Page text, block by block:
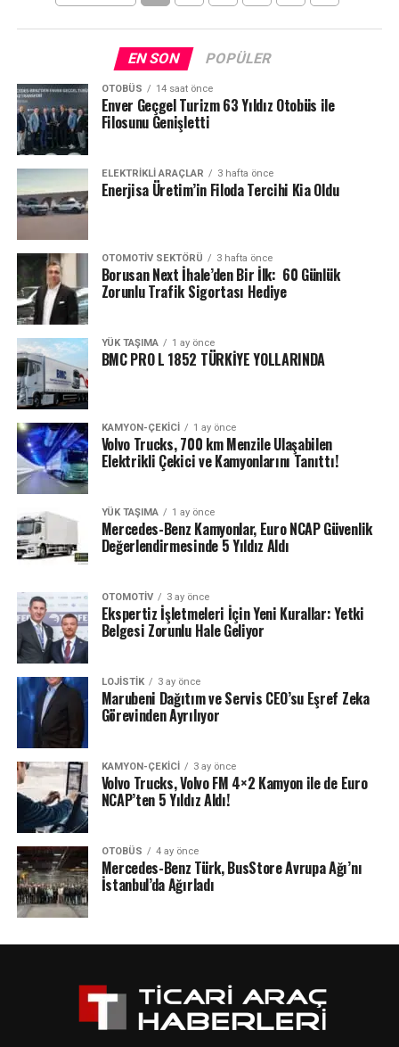
EN SON POPÜLER
OTOBÜS 14 saat önce
Enver Geçgel Turizm 63 Yıldız Otobüs ile
Filosunu Genişletti
ELEKTRIKLI ARAÇLAR 3 hafta önce
Enerjisa Üretim’in Filoda Tercihi Kia Oldu
OTOMOTIV SEKTÖRÜ 3 hafta önce
Borusan Next İhale’den Bir İlk: 60 Günlük
Zorunlu Trafik Sigortası Hediye
YÜK TAŞIMA 1 ay önce
BMC PRO L 1852 TÜRKİYE YOLLARINDA
KAMYON-ÇEKICI 1 ay önce
Volvo Trucks, 700 km Menzile Ulaşabilen
Elektrikli Çekici ve Kamyonlarını Tanıttı!
YÜK TAŞIMA 1 ay önce
Mercedes-Benz Kamyonlar, Euro NCAP Güvenlik
Değerlendirmesinde 5 Yıldız Aldı
OTOMOTIV 3 ay önce
Ekspertiz İşletmeleri İçin Yeni Kurallar: Yetki
Belgesi Zorunlu Hale Geliyor
LOJISTIK 3 ay önce
Marubeni Dağıtım ve Servis CEO’su Eşref Zeka
Görevinden Ayrılıyor
KAMYON-ÇEKICI 3 ay önce
Volvo Trucks, Volvo FM 4×2 Kamyon ile de Euro
NCAP’ten 5 Yıldız Aldı!
OTOBÜS 4 ay önce
Mercedes-Benz Türk, BusStore Avrupa Ağı’nı
İstanbul’da Ağırladı